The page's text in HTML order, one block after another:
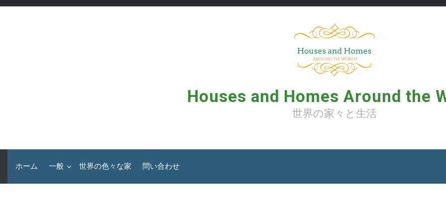
コ
Houses and Homes Around the
世界の家々と生活
ホーム 一般 世界の色々な家 問い合わせ